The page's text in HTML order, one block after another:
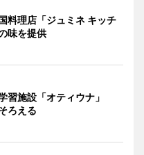
料理店「ジュミネ キッチ
味を提供
習施設「オティウナ」
ろえる